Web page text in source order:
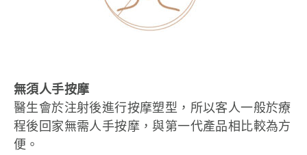
無須人手按摩
醫生會於注射後進行按摩塑型，所以客人一般於療
程後回家無需人手按摩，與第一代產品相比較為方
便。